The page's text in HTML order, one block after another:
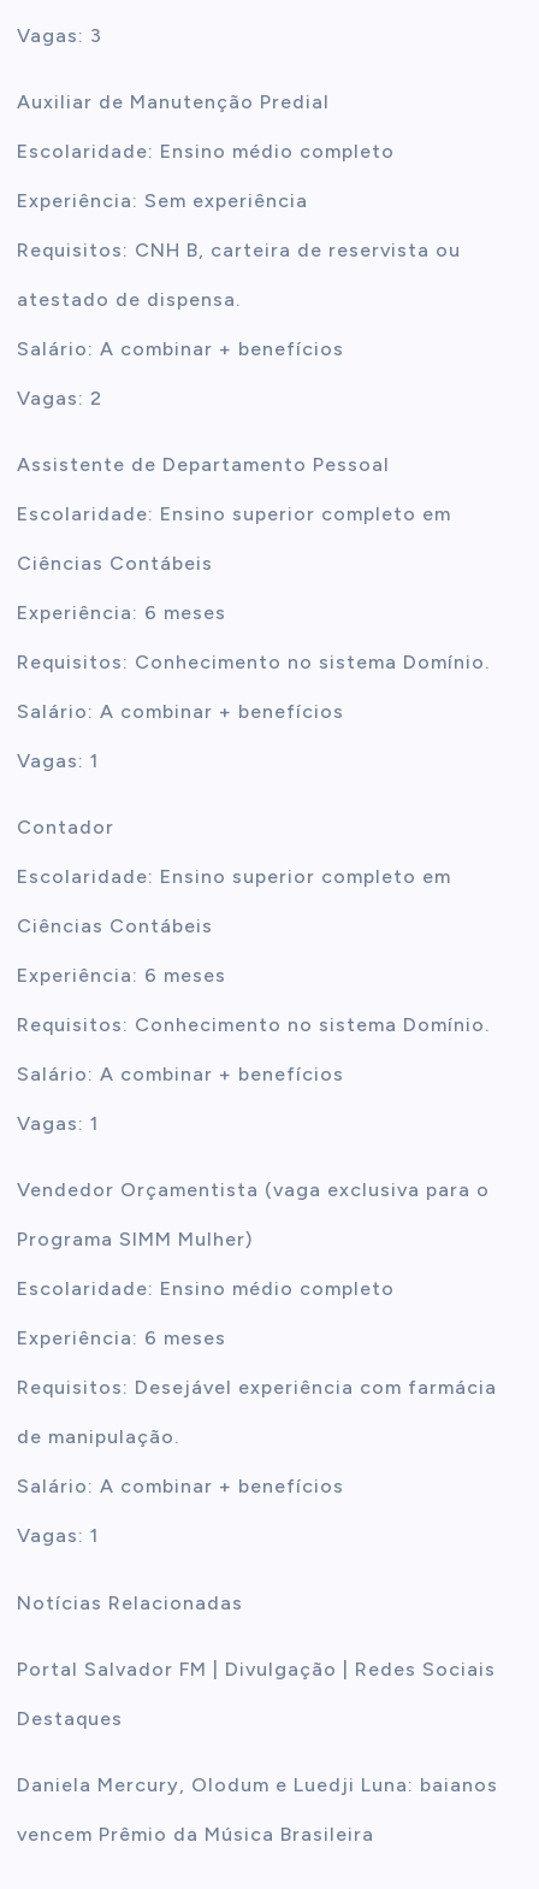
Vagas: 3
Auxiliar de Manutenção Predial
Escolaridade: Ensino médio completo
Experiência: Sem experiência
Requisitos: CNH B, carteira de reservista ou
atestado de dispensa.
Salário: A combinar + benefícios
Vagas: 2
Assistente de Departamento Pessoal
Escolaridade: Ensino superior completo em
Ciências Contábeis
Experiência: 6 meses
Requisitos: Conhecimento no sistema Domínio.
Salário: A combinar + benefícios
Vagas: 1
Contador
Escolaridade: Ensino superior completo em
Ciências Contábeis
Experiência: 6 meses
Requisitos: Conhecimento no sistema Domínio.
Salário: A combinar + benefícios
Vagas: 1
Vendedor Orçamentista (vaga exclusiva para o
Programa SIMM Mulher)
Escolaridade: Ensino médio completo
Experiência: 6 meses
Requisitos: Desejável experiência com farmácia
de manipulação.
Salário: A combinar + benefícios
Vagas: 1
Notícias Relacionadas
Portal Salvador FM | Divulgação | Redes Sociais
Destaques
Daniela Mercury, Olodum e Luedji Luna: baianos
vencem Prêmio da Música Brasileira